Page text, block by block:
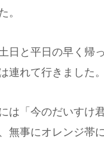
。
日と平日の早く帰
連れて行きました。
は「今のだいすけ
無事にオレンジ帯